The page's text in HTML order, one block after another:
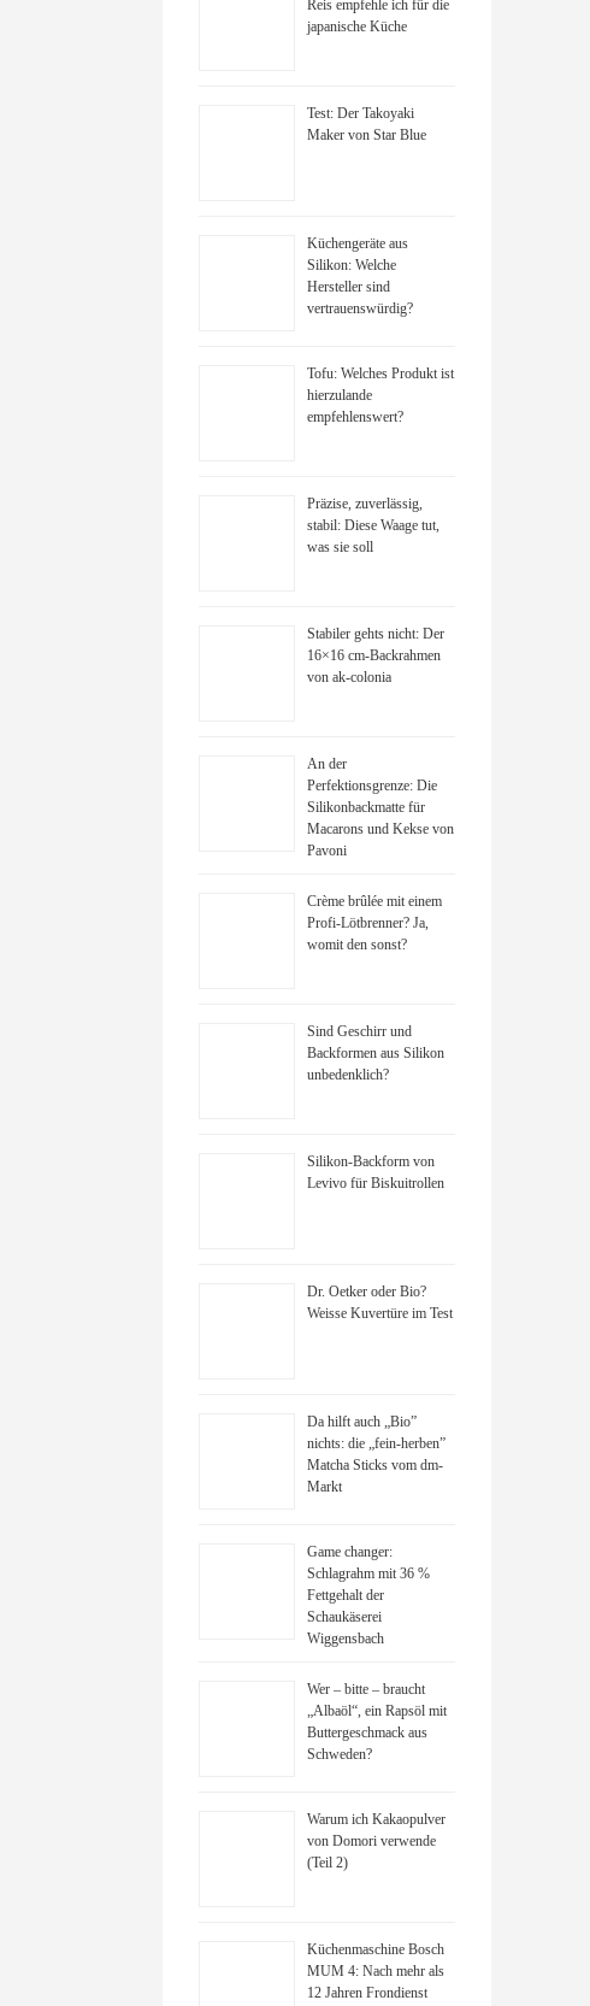
Reis empfehle ich für die
japanische Küche
Test: Der Takoyaki
Maker von Star Blue
Küchengeräte aus
Silikon: Welche
Hersteller sind
vertrauenswürdig?
Tofu: Welches Produkt ist
hierzulande
empfehlenswert?
Präzise, zuverlässig,
stabil: Diese Waage tut,
was sie soll
Stabiler gehts nicht: Der
16×16 cm-Backrahmen
von ak-colonia
An der
Perfektionsgrenze: Die
Silikonbackmatte für
Macarons und Kekse von
Pavoni
Crème brûlée mit einem
Profi-Lötbrenner? Ja,
womit den sonst?
Sind Geschirr und
Backformen aus Silikon
unbedenklich?
Silikon-Backform von
Levivo für Biskuitrollen
Dr. Oetker oder Bio?
Weisse Kuvertüre im Test
Da hilft auch „Bio”
nichts: die „fein-herben”
Matcha Sticks vom dm-
Markt
Game changer:
Schlagrahm mit 36 %
Fettgehalt der
Schaukäserei
Wiggensbach
Wer – bitte – braucht
„Albaöl“, ein Rapsöl mit
Buttergeschmack aus
Schweden?
Warum ich Kakaopulver
von Domori verwende
(Teil 2)
Küchenmaschine Bosch
MUM 4: Nach mehr als
12 Jahren Frondienst